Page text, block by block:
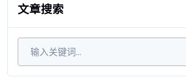
文章搜索